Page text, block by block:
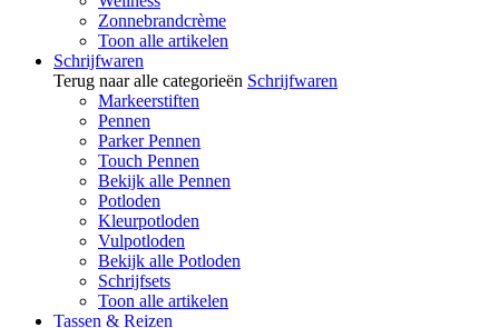
Zonnebrandcrème
Toon alle artikelen
Schrijfwaren
Terug naar alle categorieën Schrijfwaren
Markeerstiften
Pennen
Parker Pennen
Touch Pennen
Bekijk alle Pennen
Potloden
Kleurpotloden
Vulpotloden
Bekijk alle Potloden
Schrijfsets
Toon alle artikelen
Tassen & Reizen